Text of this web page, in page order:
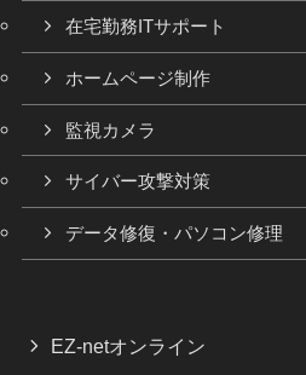
在宅勤務ITサポート
ホームページ制作
監視カメラ
サイバー攻撃対策
データ修復・パソコン修理
EZ-netオンライン